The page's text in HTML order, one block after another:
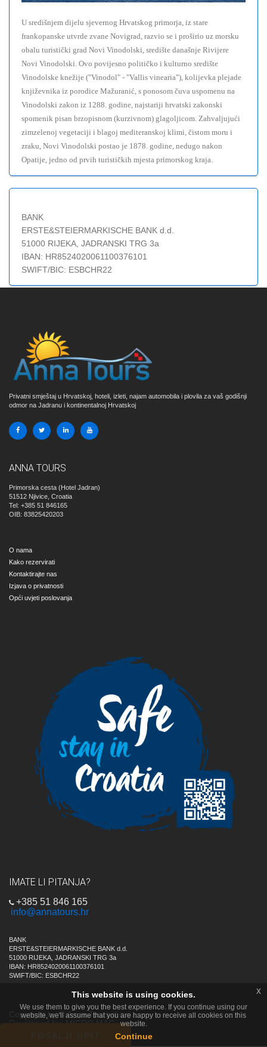
U središnjem dijelu sjevernog Hrvatskog primorja, iz stare
frankopanske utvrde zvane Novigrad, razvio se i proširio uz morsku
obalu turistički grad Novi Vinodolski, središte današnje Rivijere
Novi Vinodolski. Ovo povijesno političko i kulturno središte
Vinodolske knežije ("Vinodol" - "Vallis vinearia"), kolijevka plejade
književnika iz porodice Mažuranić, s ponosom čuva uspomenu na
Vinodolski zakon iz 1288. godine, najstariji hrvatski zakonski
spomenik pisan brzopisnom (kurzivnom) glagoljicom. Zahvaljujući
zimzelenoj vegetaciji i blagoj mediteranskoj klimi, čistom moru i
zraku, Novi Vinodolski postao je 1878. godine, nedugo nakon
Opatije, jedno od prvih turističkih mjesta primorskog kraja.
BANK
ERSTE&STEIERMARKISCHE BANK d.d.
51000 RIJEKA, JADRANSKI TRG 3a
IBAN: HR8524020061100376101
SWIFT/BIC: ESBCHR22
Privatni smještaj u Hrvatskoj, hoteli, izleti, najam automobila i plovila za vaš godišnji
odmor na Jadranu i kontinentalnoj Hrvatskoj
ANNA TOURS
Primorska cesta (Hotel Jadran)
51512 Njivice, Croatia
Tel: +385 51 846165
OIB: 83825420203
O nama
Kako rezervirati
Kontaktirajte nas
Izjava o privatnosti
Opći uvjeti poslovanja
IMATE LI PITANJA?
+385 51 846 165
info@annatours.hr
BANK
ERSTE&STEIERMARKISCHE BANK d.d.
51000 RIJEKA, JADRANSKI TRG 3a
IBAN: HR8524020061100376101
SWIFT/BIC: ESBCHR22
Copyright by © Anna Tours d.o.o.
MICRO MAG
POŠALJI UPIT
This website is using cookies.
We use them to give you the best experience. If you continue using our
website, we'll assume that you are happy to receive all cookies on this
website.
Continue
x